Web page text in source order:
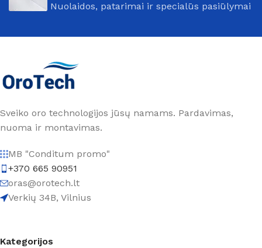
Nuolaidos, patarimai ir specialūs pasiūlymai
Sveiko oro technologijos jūsų namams. Pardavimas,
nuoma ir montavimas.
MB "Conditum promo"
+370 665 90951
oras@orotech.lt
Verkių 34B, Vilnius
Kategorijos